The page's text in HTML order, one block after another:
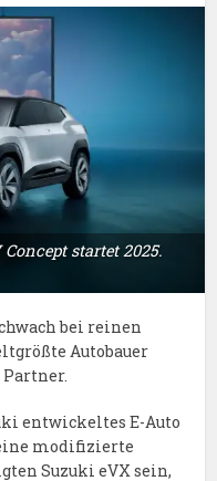
startet 2025.
bei reinen
Autobauer
entwickeltes E-Auto
modifizierte
Suzuki eVX sein,